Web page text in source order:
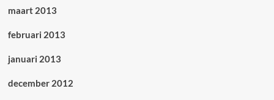
maart 2013
februari 2013
januari 2013
december 2012